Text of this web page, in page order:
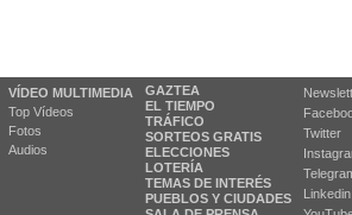
VÍDEO MULTIMEDIA
Top Vídeos
Fotos
Audios
GAZTEA
EL TIEMPO
TRÁFICO
SORTEOS GRATIS
ELECCIONES
LOTERÍA
TEMAS DE INTERÉS
PUEBLOS Y CIUDADES
Twitter
Linkedin